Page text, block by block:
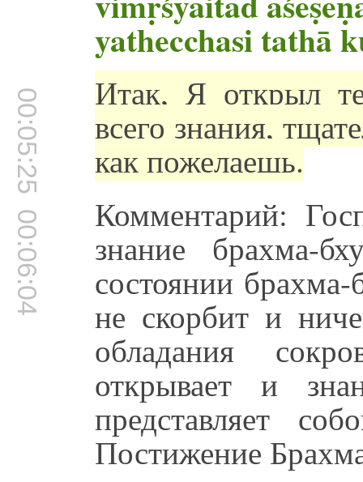
yathecchasi tathā
00:05:25 Итак, Я открыл
всего знания,
как пожелаешь.
00:06:04 Комментарий:
знание брахма-
состоянии
не скорбит и
обладания
открывает и
представляет
Постижение